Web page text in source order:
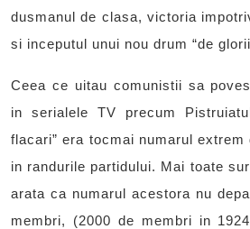
dusmanul de clasa, victoria
si inceputul unui nou drum “de
Ceea ce uitau comunistii sa
in serialele TV precum
flacari” era tocmai numarul
in randurile partidului. Mai toate
arata ca numarul acestora nu
membri, (2000 de membri in